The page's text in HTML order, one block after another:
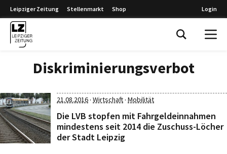
Leipziger Zeitung Stellenmarkt Shop Login
Diskriminierungsverbot
21.08.2016· Wirtschaft· Mobilität
Die LVB stopfen mit Fahrgeldeinnahmen
mindestens seit 2014 die Zuschuss-Löcher
der Stadt Leipzig